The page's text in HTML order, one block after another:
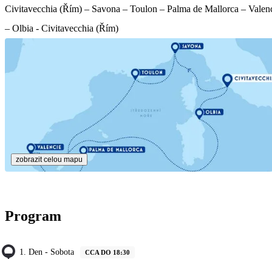
Civitavecchia (Řím) – Savona – Toulon – Palma de Mallorca –
– Olbia - Civitavecchia (Řím)
zobrazit celou mapu
Program
1. Den - Sobota CCA DO 18:30